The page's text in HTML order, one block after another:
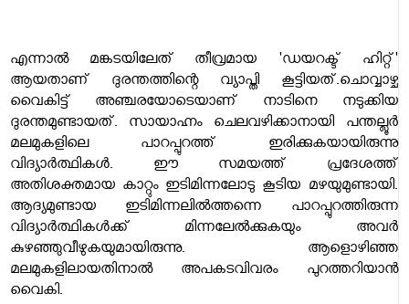
എന്നാല്‍ മങ്കടയിലേത് തീവ്രമായ 'ഡയറക്ട് ഹിറ്റ്'
ആയതാണ് ദുരന്തത്തിന്റെ വ്യാപ്തി കൂട്ടിയത്.ചൊവ്വാഴ്ച
വൈകിട്ട് അഞ്ചരയോടെയാണ് നാടിനെ നടുക്കിയ
ദുരന്തമുണ്ടായത്. സായാഹ്നം ചെലവഴിക്കാനായി പന്തല്ലൂര്‍
മലമുകളിലെ പാറപ്പുറത്ത് ഇരിക്കുകയായിരുന്നു
വിദ്യാര്‍ത്ഥികള്‍. ഈ സമയത്ത് പ്രദേശത്ത്
അതിശക്തമായ കാറ്റും ഇടിമിന്നലോടു കൂടിയ മഴയുമുണ്ടായി.
ആദ്യമുണ്ടായ ഇടിമിന്നലില്‍ത്തന്നെ പാറപ്പുറത്തിരുന്ന
വിദ്യാര്‍ത്ഥികള്‍ക്ക് മിന്നലേല്‍ക്കുകയും അവര്‍
കുഴഞ്ഞുവീഴുകയുമായിരുന്നു. ആളൊഴിഞ്ഞ
മലമുകളിലായതിനാല്‍ അപകടവിവരം പുറത്തറിയാന്‍
വൈകി.